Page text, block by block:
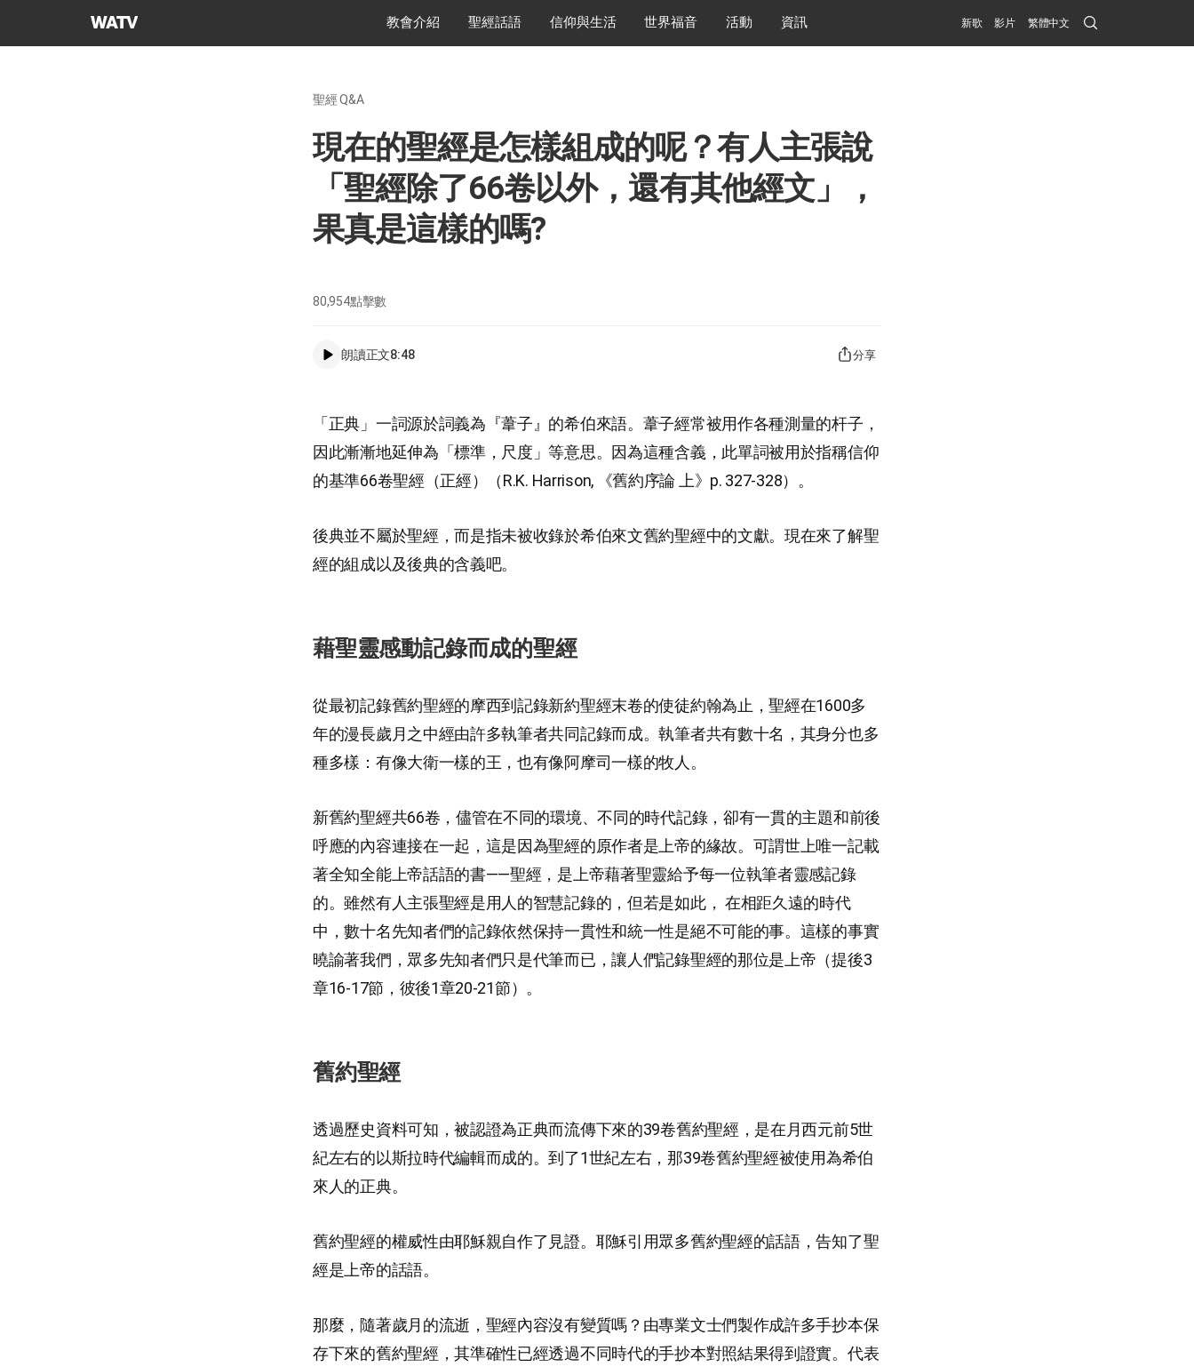
上
教會介紹 聖經話語 信仰與生活 世界福音 活動 資訊 新歌 影片 繁體中文 Search
Submit
聖經 Q&A
現在的聖經是怎樣組成的呢？有人主張說
「聖經除了66卷以外，還有其他經文」，
果真是這樣的嗎?
80,954點擊數
朗讀正文8:48 分享
「正典」一詞源於詞義為『葦子』的希伯來語。葦子經常被用作各種測量的杆子，
因此漸漸地延伸為「標準，尺度」等意思。因為這種含義，此單詞被用於指稱信仰
的基準66卷聖經（正經）（R.K. Harrison, 《舊約序論 上》p. 327-328）。
後典並不屬於聖經，而是指未被收錄於希伯來文舊約聖經中的文獻。現在來了解聖
經的組成以及後典的含義吧。
藉聖靈感動記錄而成的聖經
從最初記錄舊約聖經的摩西到記錄新約聖經末卷的使徒約翰為止，聖經在1600多
年的漫長歲月之中經由許多執筆者共同記錄而成。執筆者共有數十名，其身分也多
種多樣：有像大衛一樣的王，也有像阿摩司一樣的牧人。
新舊約聖經共66卷，儘管在不同的環境、不同的時代記錄，卻有一貫的主題和前後
呼應的內容連接在一起，這是因為聖經的原作者是上帝的緣故。可謂世上唯一記載
著全知全能上帝話語的書——聖經，是上帝藉著聖靈給予每一位執筆者靈感記錄
的。雖然有人主張聖經是用人的智慧記錄的，但若是如此， 在相距久遠的時代
中，數十名先知者們的記錄依然保持一貫性和統一性是絕不可能的事。這樣的事實
曉諭著我們，眾多先知者們只是代筆而已，讓人們記錄聖經的那位是上帝（提後3
章16-17節，彼後1章20-21節）。
舊約聖經
透過歷史資料可知，被認證為正典而流傳下來的39卷舊約聖經，是在月西元前5世
紀左右的以斯拉時代編輯而成的。到了1世紀左右，那39卷舊約聖經被使用為希伯
來人的正典。
舊約聖經的權威性由耶穌親自作了見證。耶穌引用眾多舊約聖經的話語，告知了聖
經是上帝的話語。
那麼，隨著歲月的流逝，聖經內容沒有變質嗎？由專業文士們製作成許多手抄本保
存下來的舊約聖經，其準確性已經透過不同時代的手抄本對照結果得到證實。代表